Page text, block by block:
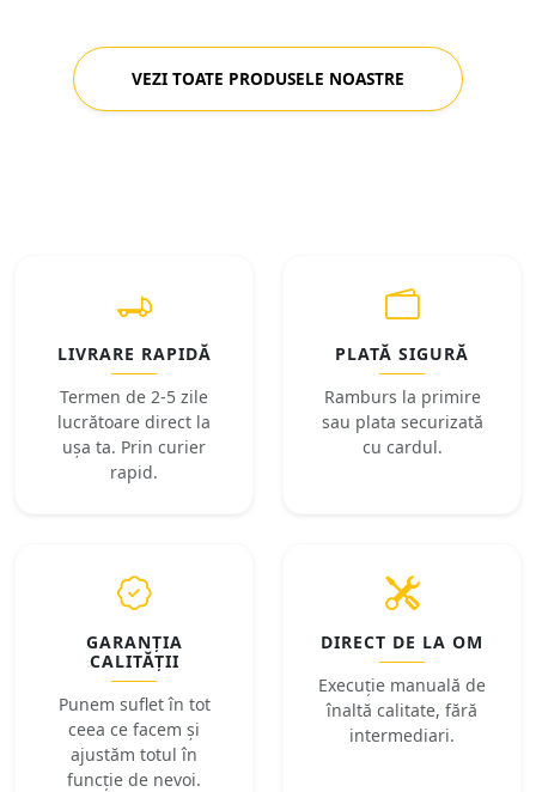
VEZI TOATE PRODUSELE NOASTRE
LIVRARE RAPIDĂ
Termen de 2-5 zile
lucrătoare direct la
ușa ta. Prin curier
rapid.
PLATĂ SIGURĂ
Ramburs la primire
sau plata securizată
cu cardul.
GARANȚIA
CALITĂȚII
Punem suflet în tot
ceea ce facem și
ajustăm totul în
funcție de nevoi.
DIRECT DE LA OM
Execuție manuală de
înaltă calitate, fără
intermediari.